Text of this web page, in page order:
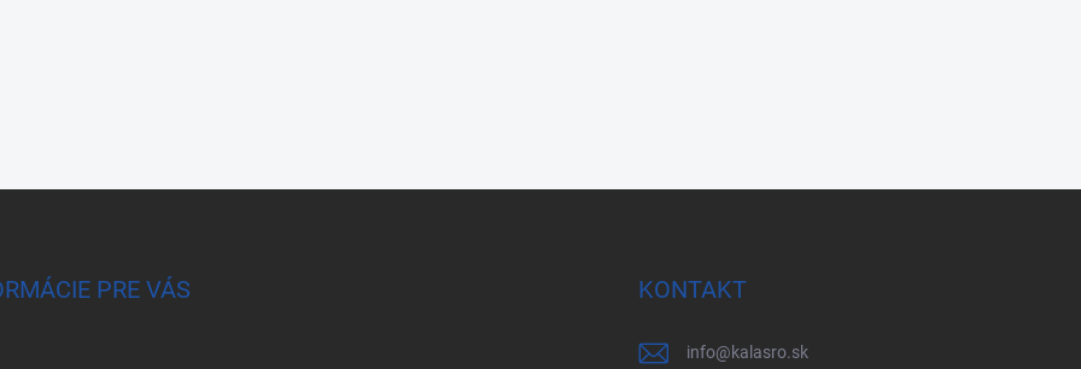
PRE VÁS KONTAKT
info@kalasro.sk